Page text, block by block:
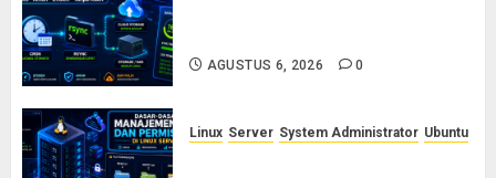
AGUSTUS 6, 2026 0
Linux Server System Administrator Ubuntu